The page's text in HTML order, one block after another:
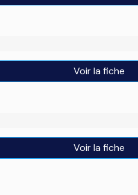
Voir la fiche
Voir la fiche